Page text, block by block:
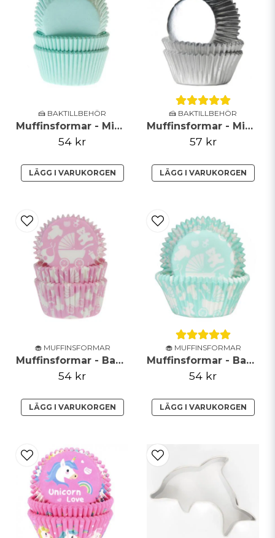
🍰 BAKTILLBEHÖR
Muffinsformar - Mint - 50-pack
54 kr
LÄGG I VARUKORGEN
🍰 BAKTILLBEHÖR
Muffinsformar - Mini - Metallic - Silver
57 kr
LÄGG I VARUKORGEN
🧁 MUFFINSFORMAR
Muffinsformar - Babyshower - Ljusrosa
54 kr
LÄGG I VARUKORGEN
🧁 MUFFINSFORMAR
Muffinsformar - Babyshower - Mint
54 kr
LÄGG I VARUKORGEN